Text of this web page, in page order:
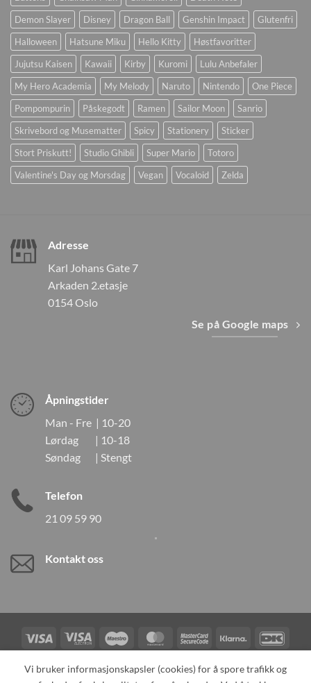
Demon Slayer
Disney Dragon Ball Genshin Impact
Glutenfri
Halloween
Hatsune Miku Hello Kitty
Høstfavoritter
Jujutsu Kaisen
Kawaii Kirby Kuromi
Lulu Anbefaler
My Hero Academia
My Melody Naruto Nintendo
One Piece
Pompompurin
Påskegodt Ramen Sailor Moon
Sanrio
Skrivebord og Musematter
Spicy Stationery
Sticker
Stort Priskutt!
Studio Ghibli Super Mario
Totoro
Valentine's Day og Morsdag
Vegan Vocaloid Zelda
Adresse
Karl Johans Gate 7
Arkaden 2.etasje
0154 Oslo
Se på Google maps
Åpningstider
Man - Fre | 10-20
Lørdag | 10-18
Søndag | Stengt
Telefon
21 09 59 90
Kontakt oss
Visa
Visa
Electron
Maestro MasterCardMasterCard
2
Klarna
Card
Vi bruker informasjonskapsler (cookies) for å spore trafikk og